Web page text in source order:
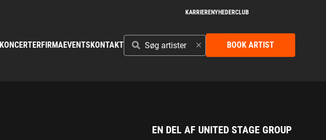
KARRIERENYHEDERCLUB
KONCERTERFIRMAEVENTS KONTAKTSØG
ARTISTER
BOOK ARTIST
EN DEL AF UNITED STAGE GROUP